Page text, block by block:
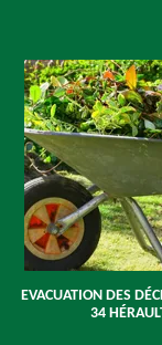
EVACUATION DES
34